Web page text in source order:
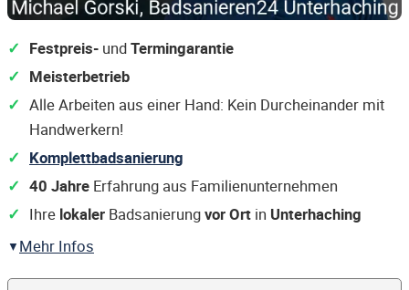
Festpreis- undTermingarantie
Meisterbetrieb
Alle Arbeiten aus einer Hand: Kein Durcheinander mit
Handwerkern!
Komplettbadsanierung
40 Jahre Erfahrung aus Familienunternehmen
Ihre lokaler Badsanierungvor Ort in Unterhaching
Mehr Infos